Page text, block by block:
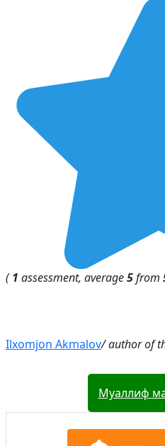
(1 assessment, average5from
Ilxomjon Akmalov/ author of
Муаллиф